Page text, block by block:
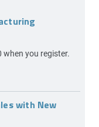
when you register.
with New